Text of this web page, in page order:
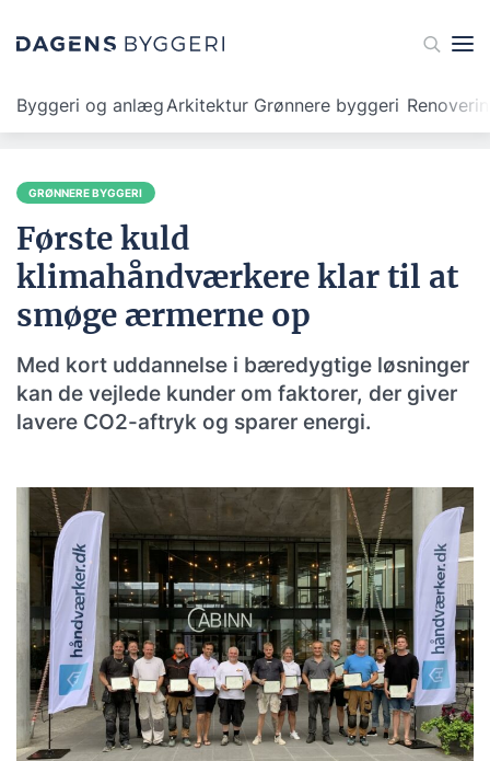
Byggeri og anlægArkitektur Grønnere byggeri
GRØNNERE BYGGERI
Første kuld
klimahåndværkere klar til at
smøge ærmerne op
Med kort uddannelse i bæredygtige løsninger
kan de vejlede kunder om faktorer, der giver
lavere CO2-aftryk og sparer energi.